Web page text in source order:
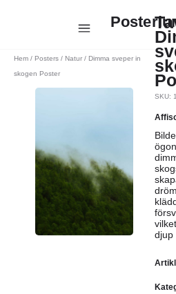
Hem / Posters / Natur / Dimma sveper in
skogen Poster
SKU:
djup